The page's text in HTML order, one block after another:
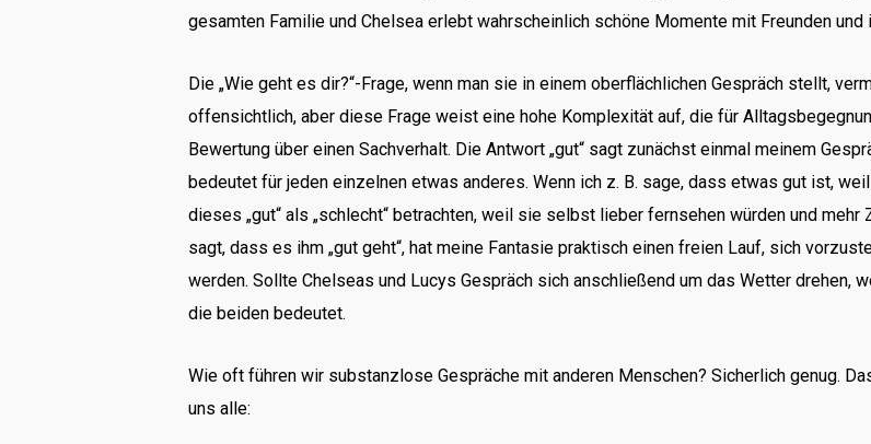
gesamten Familie und Chelsea erlebt wahrscheinlich schöne Momente mit Freunden
Die „Wie geht es dir?“-Frage, wenn man sie in einem oberflächlichen Gespräch stellt,
offensichtlich, aber diese Frage weist eine hohe Komplexität auf, die für
Bewertung über einen Sachverhalt. Die Antwort „gut“ sagt zunächst einmal meinem
bedeutet für jeden einzelnen etwas anderes. Wenn ich z. B. sage, dass etwas gut ist,
dieses „gut“ als „schlecht“ betrachten, weil sie selbst lieber fernsehen würden und
sagt, dass es ihm „gut geht“, hat meine Fantasie praktisch einen freien Lauf, sich
werden. Sollte Chelseas und Lucys Gespräch sich anschließend um das Wetter drehen,
die beiden bedeutet.
Wie oft führen wir substanzlose Gespräche mit anderen Menschen? Sicherlich genug.
uns alle: